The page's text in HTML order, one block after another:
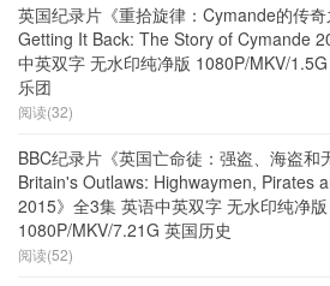
英国纪录片《重拾旋律：Cymande的传奇
Getting It Back: The Story of Cymande
中英双字 无水印纯净版 1080P/MKV/
乐团
阅读(32)
BBC纪录片《英国亡命徒：强盗、海盗和
Britain's Outlaws: Highwaymen, Pirates
2015》全3集 英语中英双字 无水印纯净版
1080P/MKV/7.21G 英国历史
阅读(52)